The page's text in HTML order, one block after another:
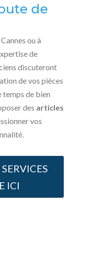
de
ou à
de
discuteront
de vos pièces
temps de bien
des articles
vos
ICI